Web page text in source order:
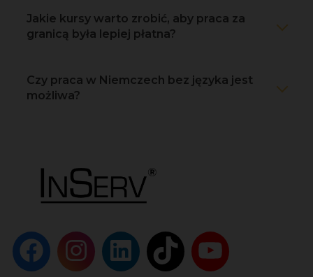
Jakie kursy warto zrobić, aby praca za
granicą była lepiej płatna?
Czy praca w Niemczech bez języka jest
możliwa?